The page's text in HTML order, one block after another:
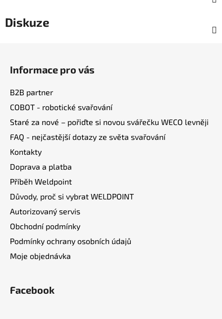
Diskuze
Informace pro vás
B2B partner
COBOT - robotické svařování
Staré za nové – pořiďte si novou svářečku WECO levněji
FAQ - nejčastější dotazy ze světa svařování
Kontakty
Doprava a platba
Příběh Weldpoint
Důvody, proč si vybrat WELDPOINT
Autorizovaný servis
Obchodní podmínky
Podmínky ochrany osobních údajů
Moje objednávka
Facebook